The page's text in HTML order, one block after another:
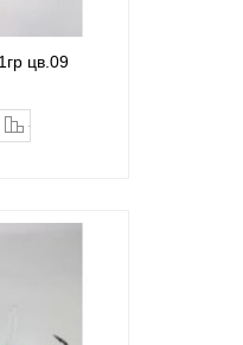
цв.09
в закладки